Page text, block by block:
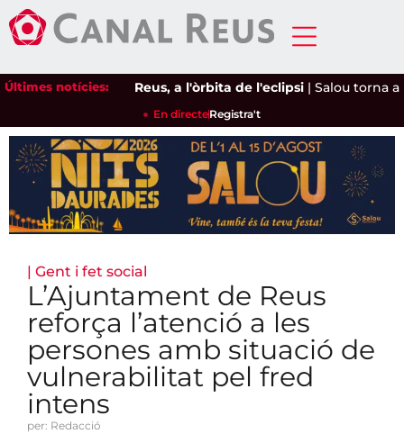
Últimes notícies:Reus, a l'òrbita de l'eclipsi|Salou torna a
En directeRegistra't
| Gent i fet social
L’Ajuntament de Reus
reforça l’atenció a les
persones amb situació de
vulnerabilitat pel fred
intens
per: Redacció